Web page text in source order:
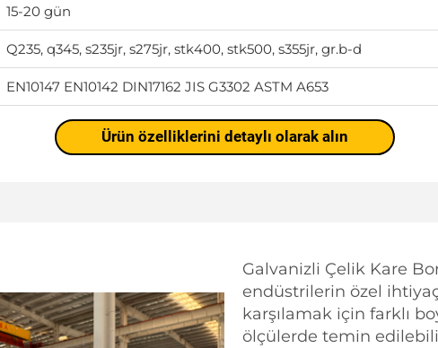
15-20 gün
Q235, q345, s235jr, s275jr, stk400, stk500, s355jr, gr.b-d
EN10147 EN10142 DIN17162 JIS G3302 ASTM A653
Ürün özelliklerini detaylı olarak alın
Galvanizli Çelik Kare
endüstrilerin özel
karşılamak için farklı
ölçülerde temin